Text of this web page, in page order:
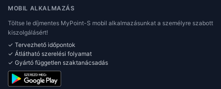
MOBIL ALKALMAZÁS
Töltse le díjmentes MyPoint-S mobil alkalmazásunkat a személyre szabott
kiszolgálásért!
✓ Tervezhető időpontok
✓ Átlátható szerelési folyamat
✓ Gyártó független szaktanácsadás